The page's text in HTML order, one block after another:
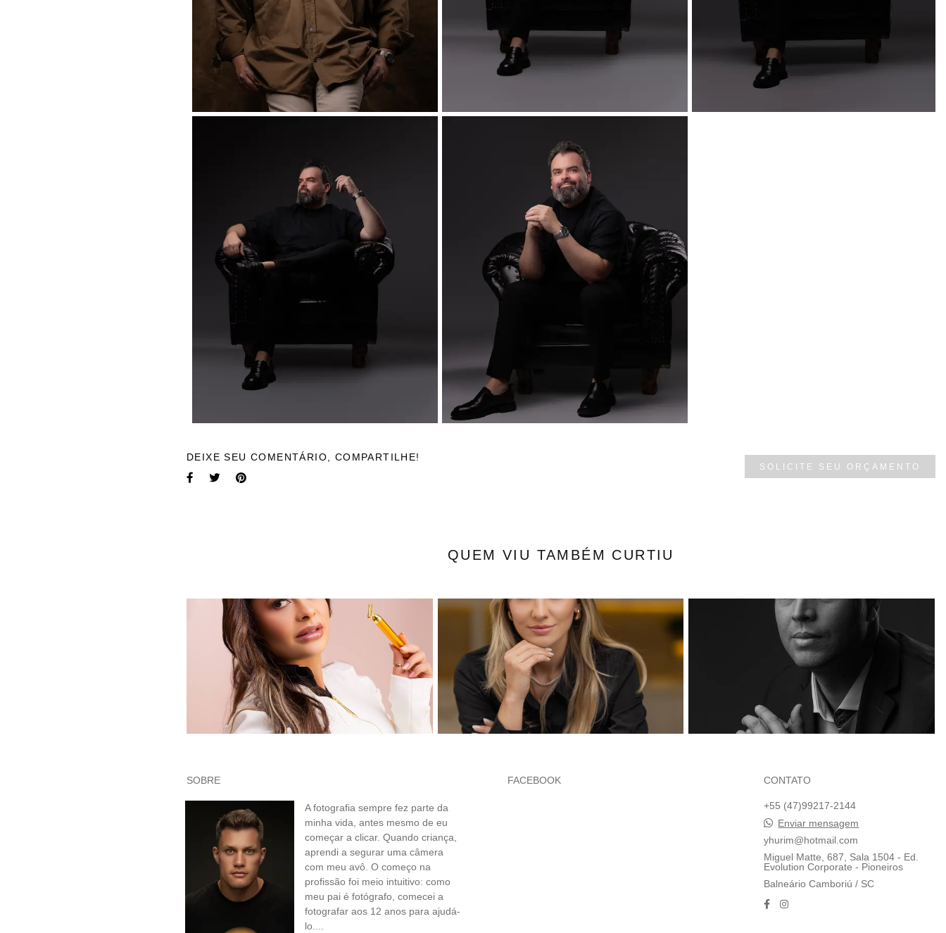
DEIXE SEU COMENTÁRIO, COMPARTILHE!
SOLICITE SEU ORÇAMENTO
QUEM VIU TAMBÉM CURTIU
SOBRE
A fotografia sempre fez parte da
minha vida, antes mesmo de eu
começar a clicar. Quando criança,
aprendi a segurar uma câmera
com meu avô. O começo na
profissão foi meio intuitivo: como
meu pai é fotógrafo, comecei a
fotografar aos 12 anos para ajudá-
lo....
FACEBOOK CONTATO
+55 (47)99217-2144
Enviar mensagem
yhurim@hotmail.com
Miguel Matte, 687, Sala 1504 - Ed.
Evolution Corporate - Pioneiros
Balneário Camboriú / SC